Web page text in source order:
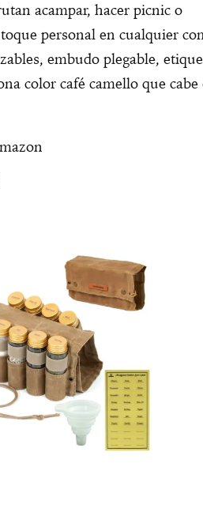
acampar, hacer picnic o
personal en cualquier
embudo plegable,
color café camello que cabe